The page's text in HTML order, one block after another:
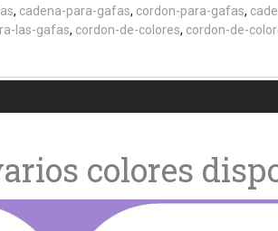
cadena-para-gafas cordon-para-gafas
las-gafas cordon-de-colores cordon-de-
colores